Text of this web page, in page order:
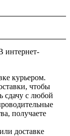
интернет-
курьером.
чтобы
сдачу с любой
получаете
доставке